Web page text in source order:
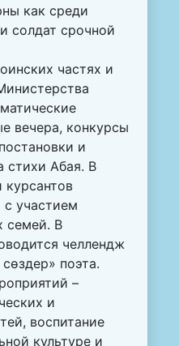
как среди
солдат срочной
частях и
вечера, конкурсы
и
стихи Абая. В
курсантов
с участием
семей. В
челлендж
поэта.
–
и
воспитание
культуре и